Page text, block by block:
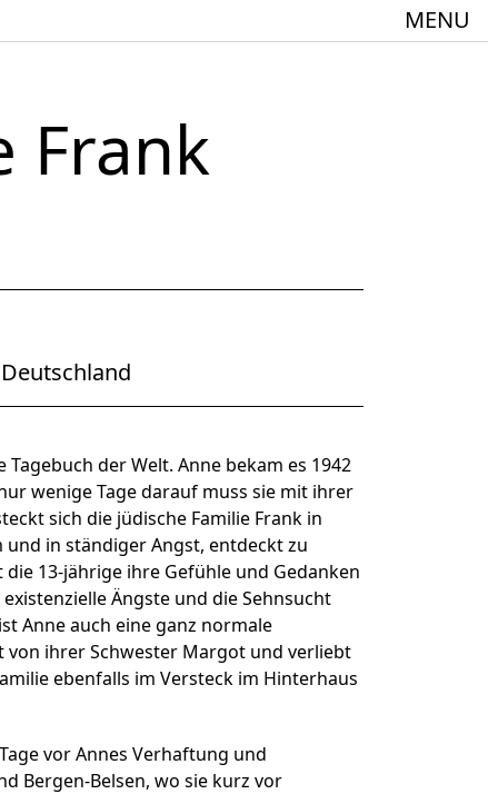
MENU
Theater Oberrhein
im Europäischen Forum am Rhein
Theater BAden ALsace
Frank
Tagebuch der Welt. Anne bekam es 1942
wenige Tage darauf muss sie mit ihrer
sich die jüdische Familie Frank in
in ständiger Angst, entdeckt zu
13-jährige ihre Gefühle und Gedanken
Ängste und die Sehnsucht
Anne auch eine ganz normale
von ihrer Schwester Margot und verliebt
ebenfalls im Versteck im Hinterhaus
vor Annes Verhaftung und
Bergen-Belsen, wo sie kurz vor